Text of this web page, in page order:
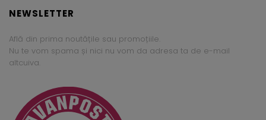
NEWSLETTER
Află din prima noutățile sau promoțiile.
Nu te vom spama și nici nu vom da adresa ta de e-mail
altcuiva.